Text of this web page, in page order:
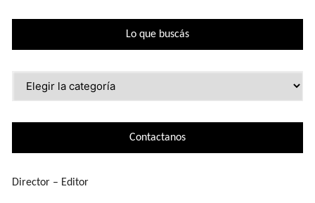
Lo que buscás
Contactanos
Director – Editor